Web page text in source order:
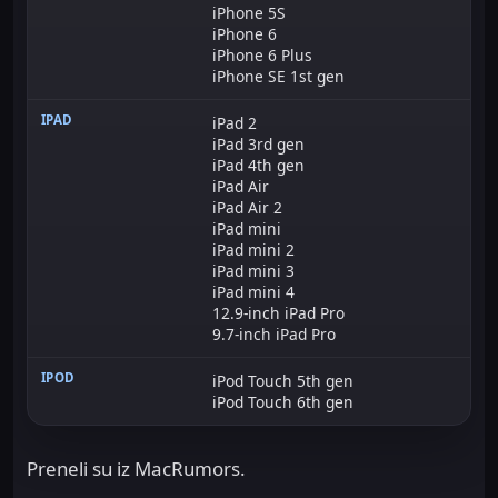
iPhone 5S
iPhone 6
iPhone 6 Plus
iPhone SE 1st gen
iPad 2
iPad 3rd gen
iPad 4th gen
iPad Air
iPad Air 2
iPad mini
iPad mini 2
iPad mini 3
iPad mini 4
12.9-inch iPad Pro
9.7-inch iPad Pro
iPod Touch 5th gen
iPod Touch 6th gen
Preneli su iz MacRumors.